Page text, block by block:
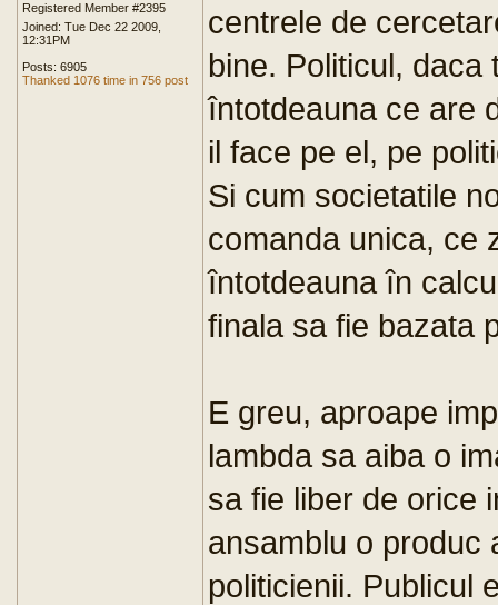
Registered Member #2395
Joined: Tue Dec 22 2009,
12:31PM
Posts: 6905
Thanked 1076 time in 756 post
centrele de
bine. Politicul, daca
întotdeauna ce are
il face pe el, pe
Si cum societatile
comanda unica, ce
întotdeauna în
finala sa fie bazata
E greu, aproape
lambda sa aiba o
sa fie liber de orice
ansamblu o produc
politicienii. Publicul